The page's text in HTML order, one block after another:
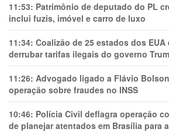
11:53: Patrimônio de deputado do PL
inclui fuzis, imóvel e carro de luxo
11:34: Coalizão de 25 estados dos
derrubar tarifas ilegais do governo
11:26: Advogado ligado a Flávio
operação sobre fraudes no INSS
10:46: Polícia Civil deflagra operação
de planejar atentados em Brasília para